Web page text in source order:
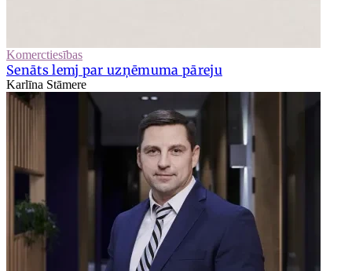
Komerctiesības
Senāts lemj par uzņēmuma pāreju
Karlīna Stāmere